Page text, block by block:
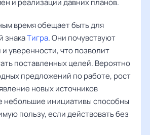
и реализации давних планов.
время обещает быть для
знакаТигра. Они почувствуют
уверенности, что позволит
поставленных целей. Вероятно
предложений по работе, рост
новых источников
небольшие инициативы способны
пользу, если действовать без